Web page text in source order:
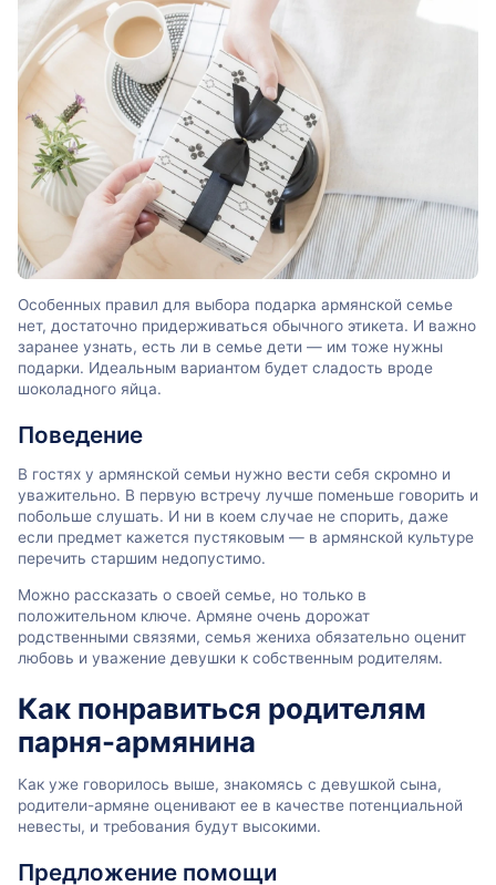
Особенных правил для выбора подарка армянской семье
нет, достаточно придерживаться обычного этикета. И важно
заранее узнать, есть ли в семье дети — им тоже нужны
подарки. Идеальным вариантом будет сладость вроде
шоколадного яйца.
Поведение
В гостях у армянской семьи нужно вести себя скромно и
уважительно. В первую встречу лучше поменьше говорить и
побольше слушать. И ни в коем случае не спорить, даже
если предмет кажется пустяковым — в армянской культуре
перечить старшим недопустимо.
Можно рассказать о своей семье, но только в
положительном ключе. Армяне очень дорожат
родственными связями, семья жениха обязательно оценит
любовь и уважение девушки к собственным родителям.
Как понравиться родителям
парня-армянина
Как уже говорилось выше, знакомясь с девушкой сына,
родители-армяне оценивают ее в качестве потенциальной
невесты, и требования будут высокими.
Предложение помощи